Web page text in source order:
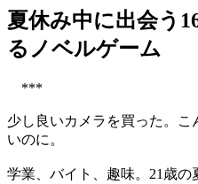
夏休み中に出会う
るノベルゲーム
***
少し良いカメラを買った。
いのに。
学業、バイト、趣味。21歳